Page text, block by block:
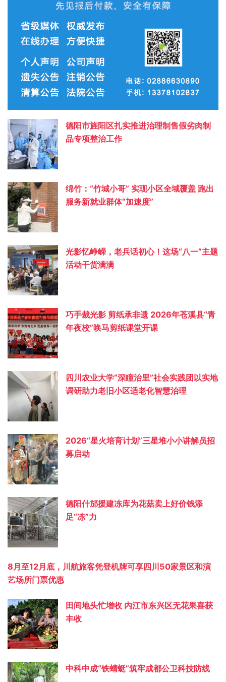
德阳市旌阳区扎实推进治理制售假劣肉制
品专项整治工作
绵竹：“竹城小哥” 实现小区全域覆盖 跑出
服务新就业群体“加速度”
光影忆峥嵘，老兵话初心！这场“八一”主题
活动干货满满
巧手裁光影 剪纸承非遗 2026年苍溪县“青
年夜校”唤马剪纸课堂开课
四川农业大学“深瞳治里”社会实践团以实地
调研助力老旧小区适老化智慧治理
2026“星火培育计划”三星堆小小讲解员招
募启动
德阳什邡援建冻库为花菇卖上好价钱添
足“冻”力
8月至12月底，川航旅客凭登机牌可享四川50家景区和演
艺场所门票优惠
田间地头忙增收 内江市东兴区无花果喜获
丰收
中科中成“铁蜻蜓”筑牢成都公卫科技防线